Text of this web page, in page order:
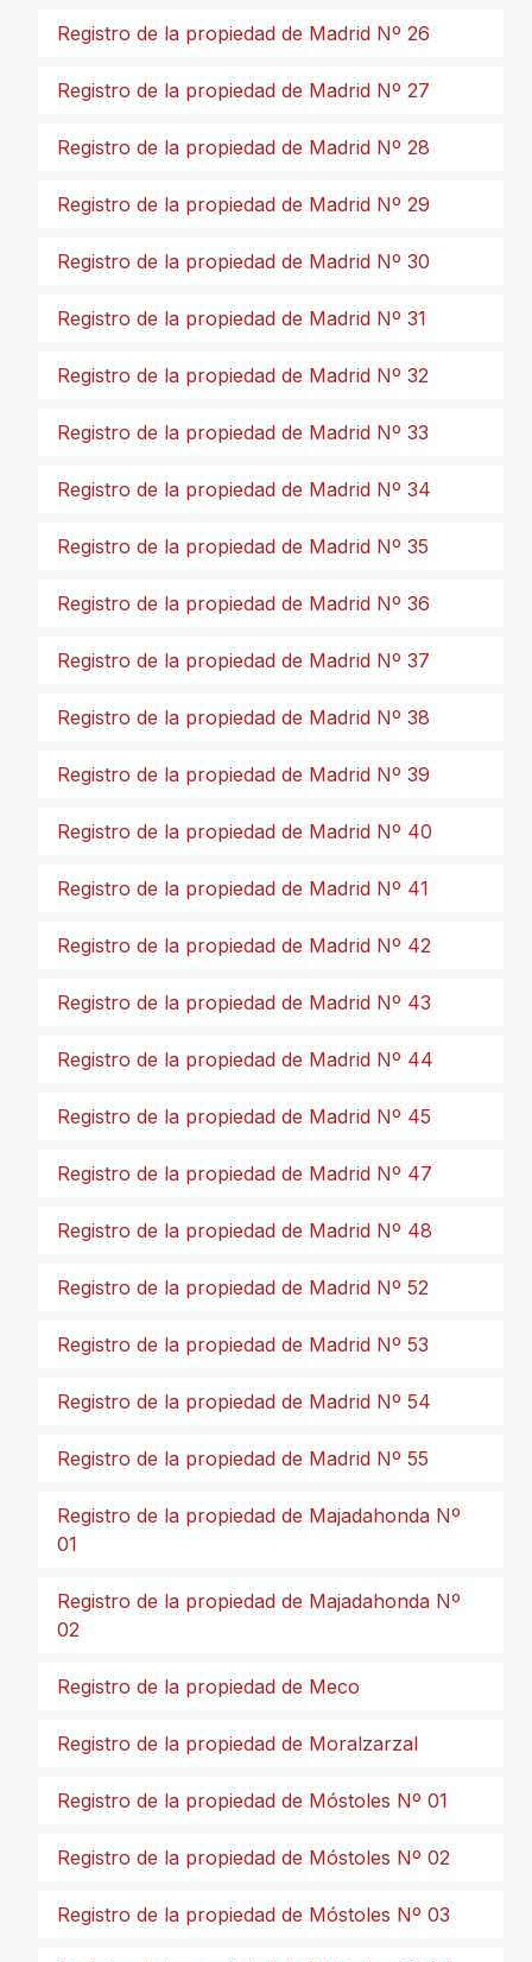
Registro de la propiedad de Madrid Nº 26
Registro de la propiedad de Madrid Nº 27
Registro de la propiedad de Madrid Nº 28
Registro de la propiedad de Madrid Nº 29
Registro de la propiedad de Madrid Nº 30
Registro de la propiedad de Madrid Nº 31
Registro de la propiedad de Madrid Nº 32
Registro de la propiedad de Madrid Nº 33
Registro de la propiedad de Madrid Nº 34
Registro de la propiedad de Madrid Nº 35
Registro de la propiedad de Madrid Nº 36
Registro de la propiedad de Madrid Nº 37
Registro de la propiedad de Madrid Nº 38
Registro de la propiedad de Madrid Nº 39
Registro de la propiedad de Madrid Nº 40
Registro de la propiedad de Madrid Nº 41
Registro de la propiedad de Madrid Nº 42
Registro de la propiedad de Madrid Nº 43
Registro de la propiedad de Madrid Nº 44
Registro de la propiedad de Madrid Nº 45
Registro de la propiedad de Madrid Nº 47
Registro de la propiedad de Madrid Nº 48
Registro de la propiedad de Madrid Nº 52
Registro de la propiedad de Madrid Nº 53
Registro de la propiedad de Madrid Nº 54
Registro de la propiedad de Madrid Nº 55
Registro de la propiedad de Majadahonda Nº
01
Registro de la propiedad de Majadahonda Nº
02
Registro de la propiedad de Meco
Registro de la propiedad de Moralzarzal
Registro de la propiedad de Móstoles Nº 01
Registro de la propiedad de Móstoles Nº 02
Registro de la propiedad de Móstoles Nº 03